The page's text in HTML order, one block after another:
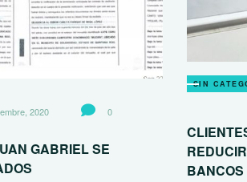
2020 0
GABRIEL SE
SIN